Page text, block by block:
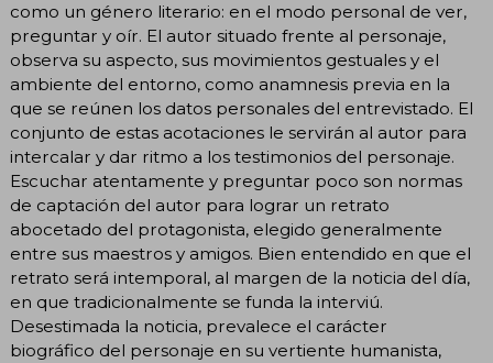
como un género literario: en el modo personal de ver,
preguntar y oír. El autor situado frente al personaje,
observa su aspecto, sus movimientos gestuales y el
ambiente del entorno, como anamnesis previa en la
que se reúnen los datos personales del entrevistado. El
conjunto de estas acotaciones le servirán al autor para
intercalar y dar ritmo a los testimonios del personaje.
Escuchar atentamente y preguntar poco son normas
de captación del autor para lograr un retrato
abocetado del protagonista, elegido generalmente
entre sus maestros y amigos. Bien entendido en que el
retrato será intemporal, al margen de la noticia del día,
en que tradicionalmente se funda la interviú.
Desestimada la noticia, prevalece el carácter
biográfico del personaje en su vertiente humanista,